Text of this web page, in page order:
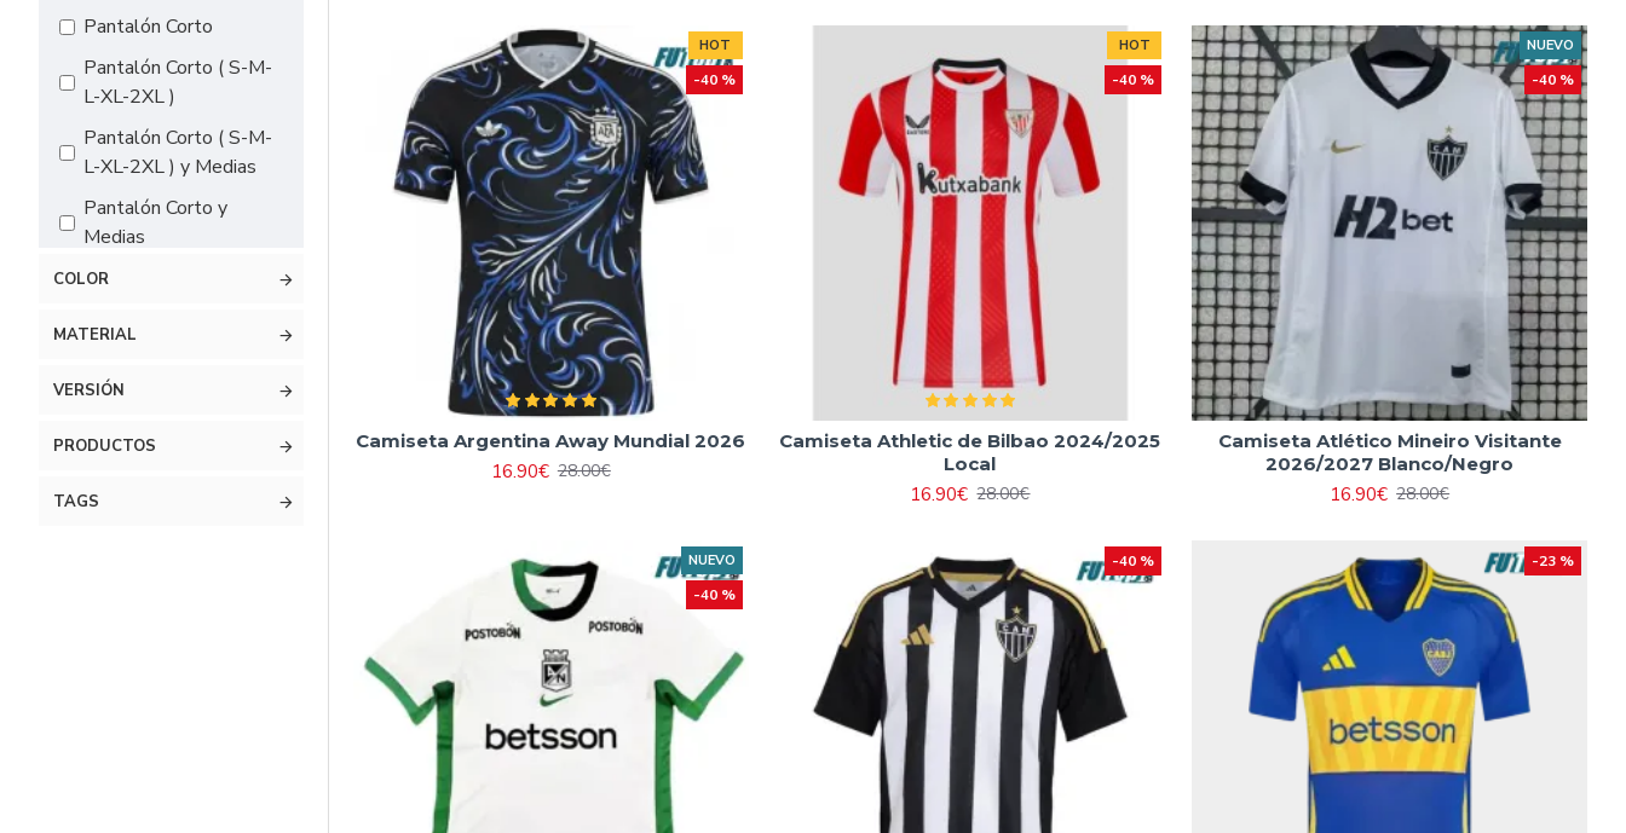
COLOR
MATERIAL
VERSIÓN
PRODUCTOS
Pantalón Corto
Pantalón Corto ( S-M-
L-XL-2XL )
Pantalón Corto ( S-M-
L-XL-2XL ) y Medias
Pantalón Corto y
Medias
TAGS
HOT
-40 %
Camiseta Argentina Away Mundial 2026
16.90€ 28.00€
HOT
-40 %
Camiseta Athletic de Bilbao 2024/2025
Local
16.90€ 28.00€
NUEVO
-40 %
Camiseta Atlético Mineiro Visitante
2026/2027 Blanco/Negro
16.90€ 28.00€
NUEVO
-40 %
-40 % -23 %